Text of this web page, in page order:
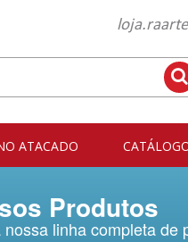
ATACADO
Produtos
linha completa de